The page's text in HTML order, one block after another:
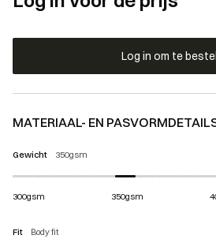
Log in om te
MATERIAAL- EN
Gewicht 350gsm
300gsm 350gsm
Fit Body fit